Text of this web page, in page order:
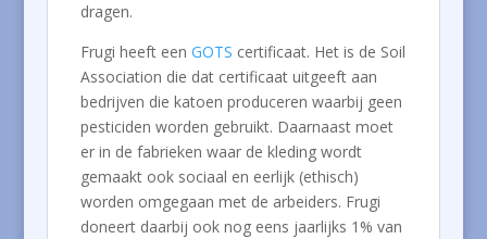
dragen.
Frugi heeft een GOTS certificaat. Het is de Soil
Association die dat certificaat uitgeeft aan
bedrijven die katoen produceren waarbij geen
pesticiden worden gebruikt. Daarnaast moet
er in de fabrieken waar de kleding wordt
gemaakt ook sociaal en eerlijk (ethisch)
worden omgegaan met de arbeiders. Frugi
doneert daarbij ook nog eens jaarlijks 1% van